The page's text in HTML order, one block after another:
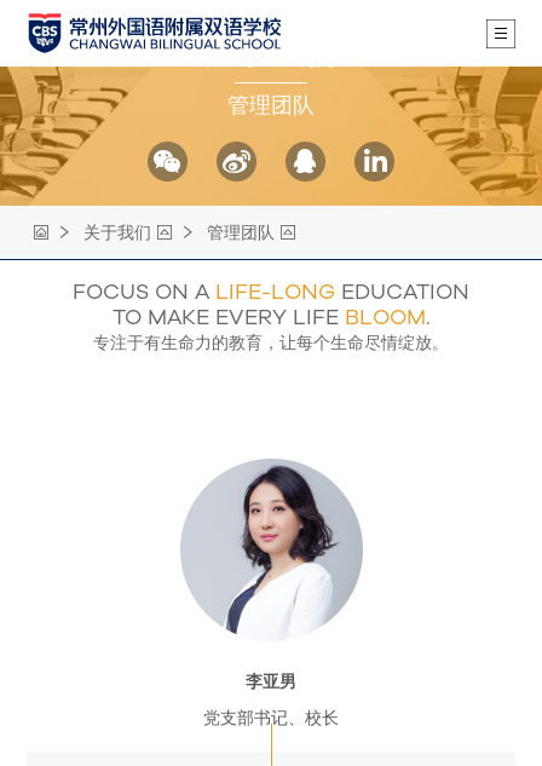
关于我们
管理团队
关于我们 管理团队
FOCUS ON A LIFE-LONG EDUCATION
TO MAKE EVERY LIFE BLOOM.
专注于有生命力的教育，让每个生命尽情绽放。
李亚男
党支部书记、校长